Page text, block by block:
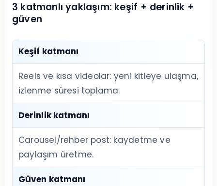
3 katmanlı yaklaşım: keşif + derinlik +
güven
Keşif katmanı
Reels ve kısa videolar: yeni kitleye ulaşma,
izlenme süresi toplama.
Derinlik katmanı
Carousel/rehber post: kaydetme ve
paylaşım üretme.
Güven katmanı